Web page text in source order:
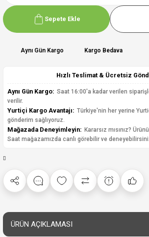
Sepete Ekle
Aynı Gün Kargo Kargo Bedava
Hızlı Teslimat & Ücretsiz
Aynı Gün Kargo: Saat 16:00'a kadar verilen
verilir.
Yurtiçi Kargo Avantajı: Türkiye'nin her yerine
gönderim sağlıyoruz.
Mağazada Deneyimleyin: Kararsız mısınız?
Saat mağazamızda canlı görebilir ve
ÜRÜN AÇIKLAMASI